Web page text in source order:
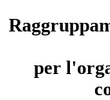
per